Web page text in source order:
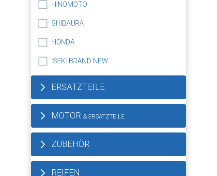
HINOMOTO
SHIBAURA
HONDA
ISEKI BRAND NEW
ERSATZTEILE
MOTOR & ERSATZTEILE
ZUBEHÖR
REIFEN